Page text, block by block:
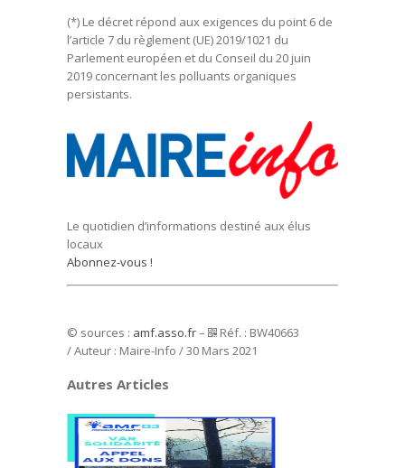
(*) Le décret répond aux exigences du point 6 de
l’article 7 du règlement (UE) 2019/1021 du
Parlement européen et du Conseil du 20 juin
2019 concernant les polluants organiques
persistants.
Le quotidien d’informations destiné aux élus
locaux
Abonnez-vous !
© sources : amf.asso.fr–
Réf. : BW40663
/ Auteur : Maire-Info / 30 Mars 2021
Autres Articles